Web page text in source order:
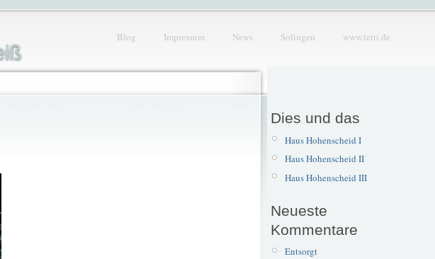
Blog Impressum News Solingen www.tetti.de
Dies und das
Haus Hohenscheid I
Haus Hohenscheid II
Haus Hohenscheid III
Neueste
Kommentare
Entsorgt